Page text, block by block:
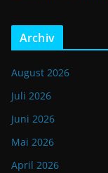
Archiv
August 2026
Juli 2026
Juni 2026
Mai 2026
April 2026